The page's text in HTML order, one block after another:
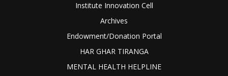
Institute Innovation Cell
Archives
Endowment/Donation Portal
HAR GHAR TIRANGA
MENTAL HEALTH HELPLINE